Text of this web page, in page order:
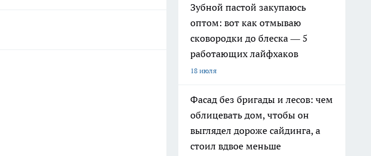
Зубной пастой закупаюсь
оптом: вот как отмываю
сковородки до блеска — 5
работающих лайфхаков
18 июля
Фасад без бригады и лесов: чем
облицевать дом, чтобы он
выглядел дороже сайдинга, а
стоил вдвое меньше